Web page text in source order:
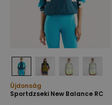
Újdonság
Sportdzseki New Balance RC